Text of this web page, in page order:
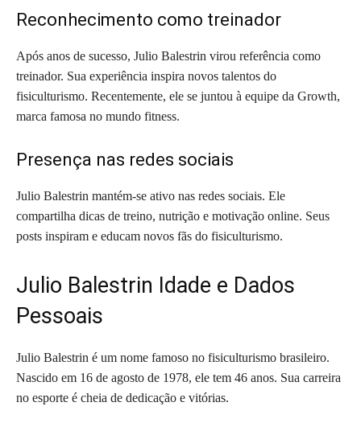
Reconhecimento como treinador
Após anos de sucesso, Julio Balestrin virou referência como
treinador. Sua experiência inspira novos talentos do
fisiculturismo. Recentemente, ele se juntou à equipe da Growth,
marca famosa no mundo fitness.
Presença nas redes sociais
Julio Balestrin mantém-se ativo nas redes sociais. Ele
compartilha dicas de treino, nutrição e motivação online. Seus
posts inspiram e educam novos fãs do fisiculturismo.
Julio Balestrin Idade e Dados
Pessoais
Julio Balestrin é um nome famoso no fisiculturismo brasileiro.
Nascido em 16 de agosto de 1978, ele tem 46 anos. Sua carreira
no esporte é cheia de dedicação e vitórias.